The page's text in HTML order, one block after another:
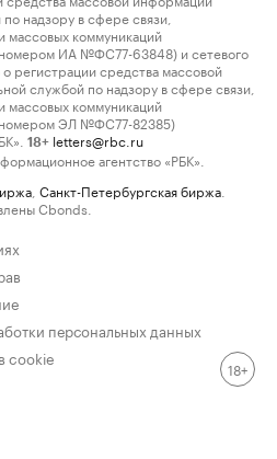
надзору в сфере связи,
массовых коммуникаций
ИА №ФС77-63848) и сетевого
регистрации средства массовой
службой по надзору в сфере связи,
массовых коммуникаций
номером ЭЛ №ФС77-82385)
18+ letters@rbc.ru
агентство «РБК».
Санкт-Петербургская биржа
Cbonds.
персональных данных
cookie
18+